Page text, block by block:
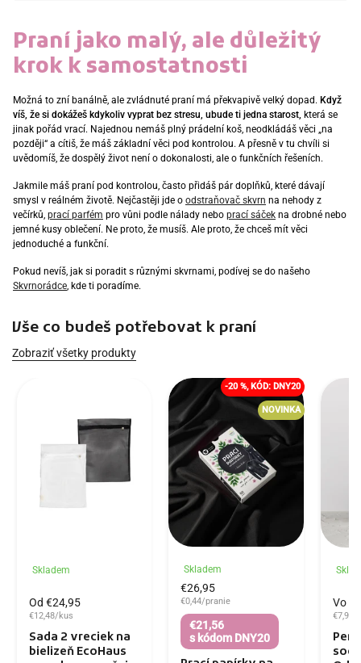
Praní jako malý, ale důležitý
krok k samostatnosti
Možná to zní banálně, ale zvládnuté praní má překvapivě velký dopad. Když
víš, že si dokážeš kdykoliv vyprat bez stresu, ubude ti jedna starost, která se
jinak pořád vrací. Najednou nemáš plný prádelní koš, neodkládáš věci „na
později“ a cítiš, že máš základní věci pod kontrolou. A přesně v tu chvíli si
uvědomíš, že dospělý život není o dokonalosti, ale o funkčních řešeních.
Jakmile máš praní pod kontrolou, často přidáš pár doplňků, které dávají
smysl v reálném životě. Nejčastěji jde o odstraňovač skvrn na nehody z
večírků, prací parfém pro vůni podle nálady nebo prací sáček na drobné nebo
jemné kusy oblečení. Ne proto, že musíš. Ale proto, že chceš mít věci
jednoduché a funkční.
Pokud nevíš, jak si poradit s různými skvrnami, podívej se do našeho
Skvrnorádce, kde ti poradíme.
Vše co budeš potřebovat k praní
Zobraziť všetky produkty
Skladem
Od €24,95
€12,48/kus
Sada 2 vreciek na
bielizeň EcoHaus
Skladem
€26,95
€0,44/pranie
€21,56
s kódom DNY20
-20 %, KÓD: DNY20
NOVINKA
Vo
€7,98/